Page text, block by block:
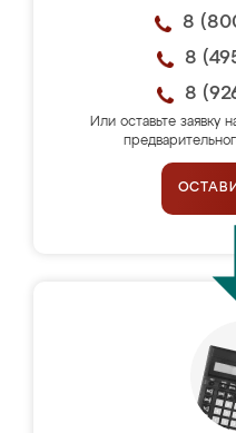
8
8
8
Или оставьте заявку